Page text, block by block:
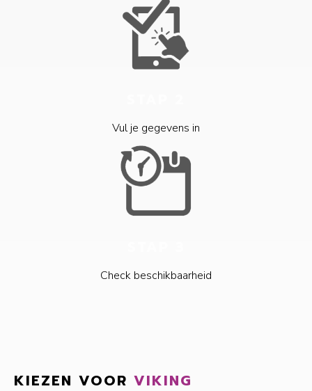
Vul je gegevens in
Check beschikbaarheid
KIEZEN VOOR VIKING